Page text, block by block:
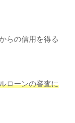
らの信用を得る
ローンの審査に